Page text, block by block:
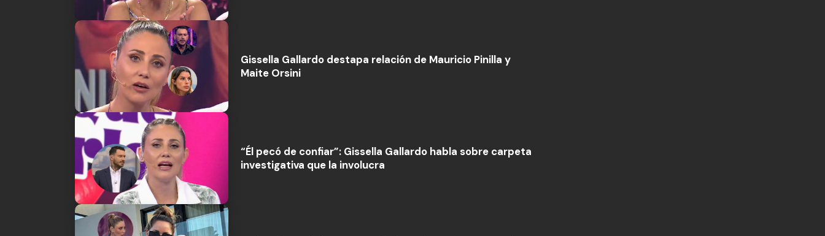
Gissella Gallardo destapa relación de Mauricio Pinilla y
Maite Orsini
“Él pecó de confiar”: Gissella Gallardo habla sobre carpeta
investigativa que la involucra